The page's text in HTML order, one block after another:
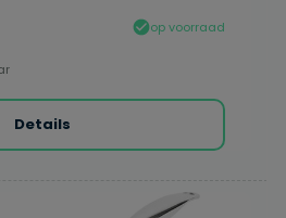
op voorraad
Details